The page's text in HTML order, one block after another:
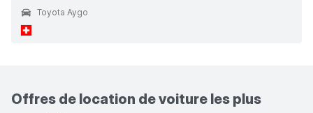
Toyota Aygo
Offres de location de voiture les plus